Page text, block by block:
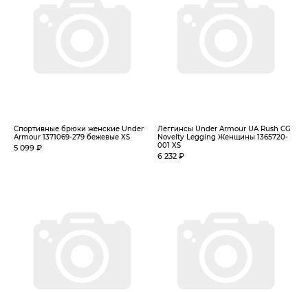
Спортивные брюки женские Under
Armour 1371069-279 бежевые XS
5 099 ₽
Леггинсы Under Armour UA Rush CG
Novelty Legging Женщины 1365720-
001 XS
6 232 ₽